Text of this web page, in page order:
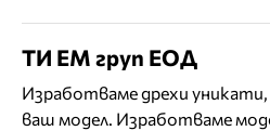
ТИ ЕМ груп ЕОД
Изработваме дрехи
ваш модел. Изработваме